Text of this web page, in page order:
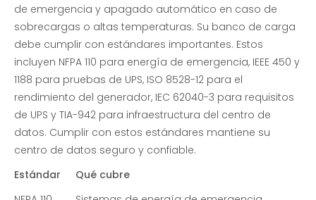
de emergencia y apagado automático en caso de
sobrecargas o altas temperaturas. Su banco de carga
debe cumplir con estándares importantes. Estos
incluyen NFPA 110 para energía de emergencia, IEEE 450 y
1188 para pruebas de UPS, ISO 8528-12 para el
rendimiento del generador, IEC 62040-3 para requisitos
de UPS y TIA-942 para infraestructura del centro de
datos. Cumplir con estos estándares mantiene su
centro de datos seguro y confiable.
Estándar
Qué cubre